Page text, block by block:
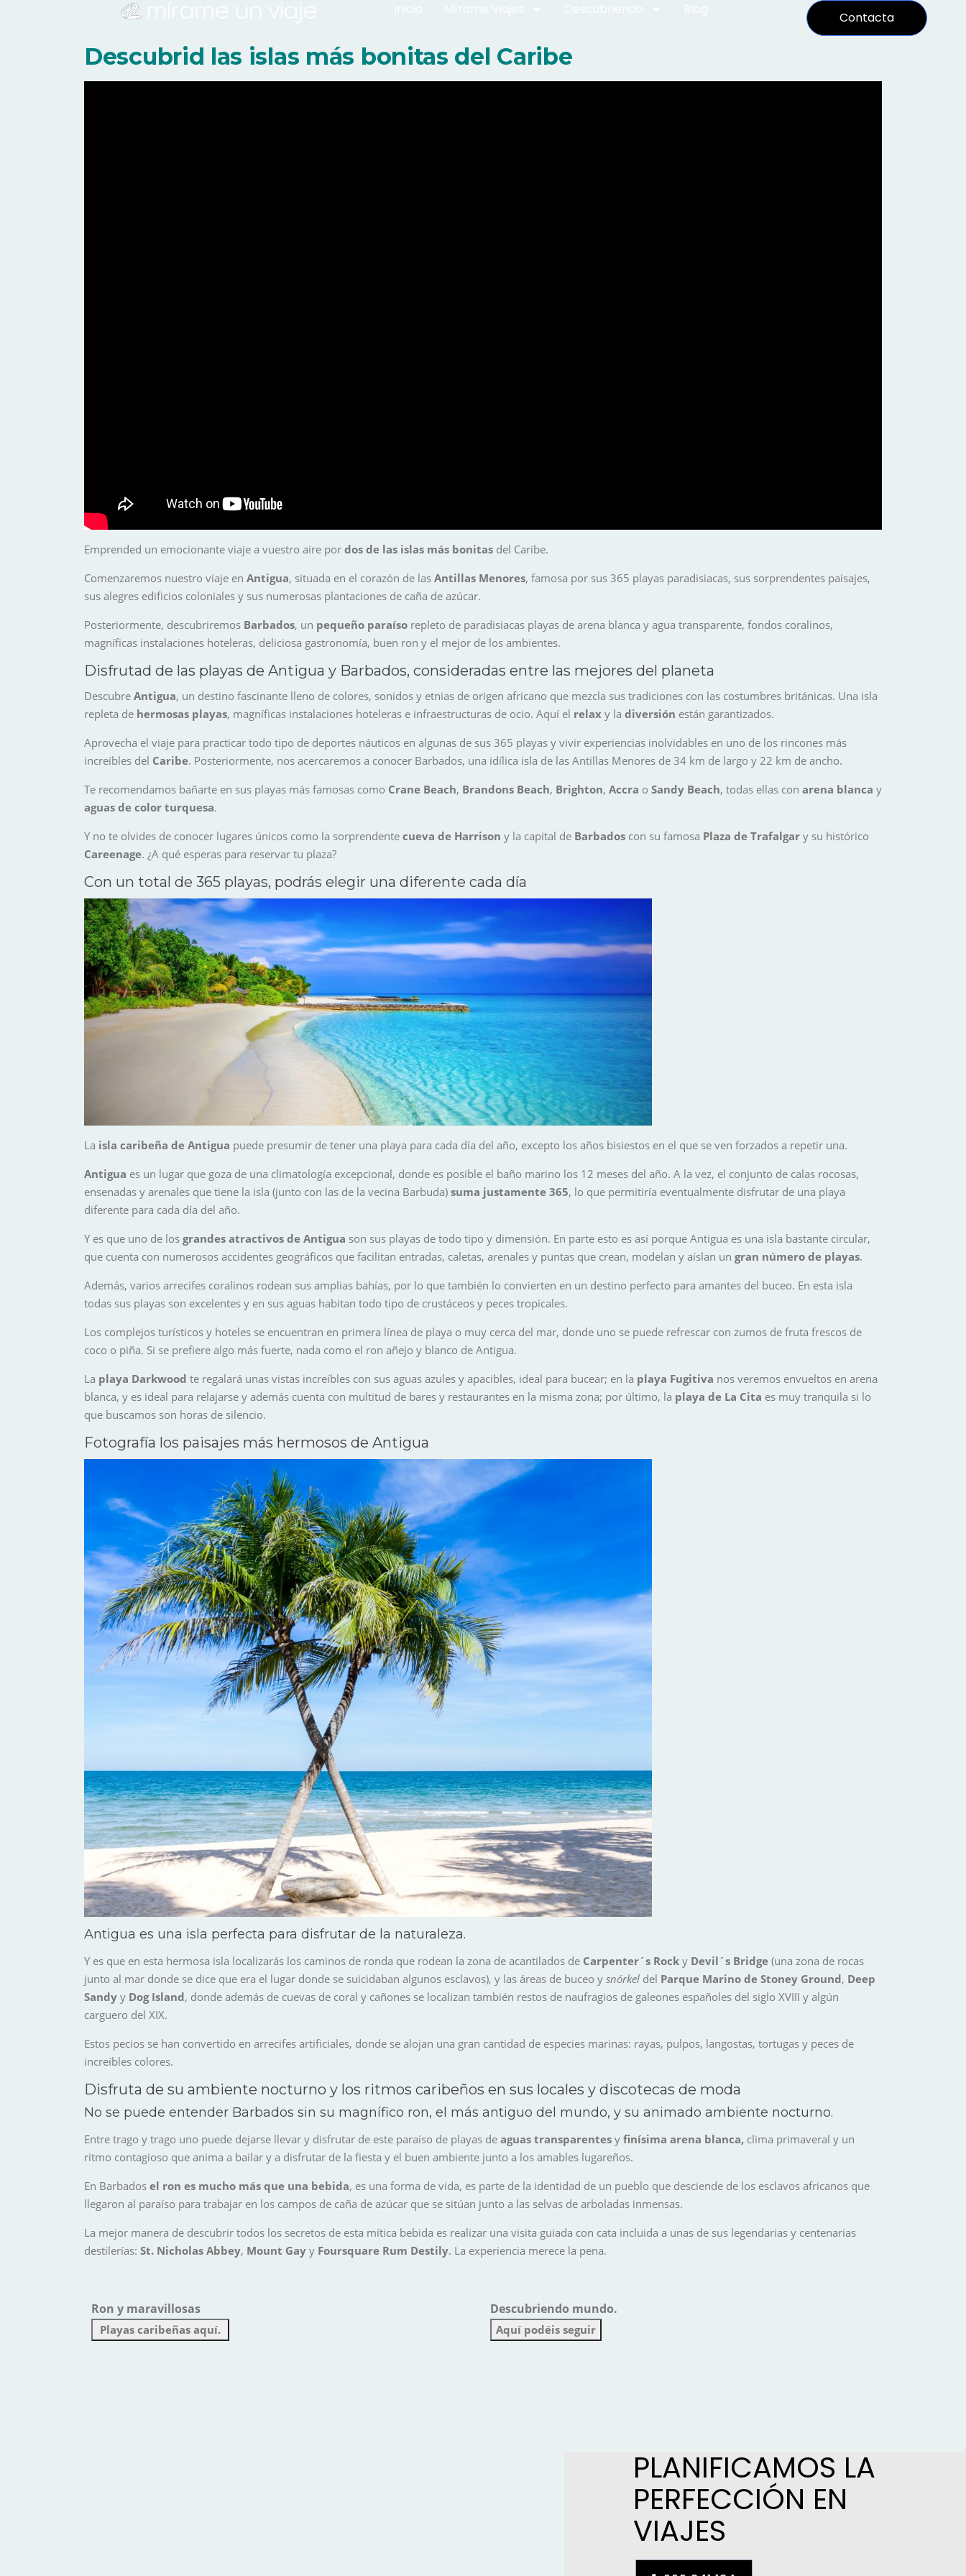
Contacta
Descubrid las islas más bonitas del Caribe
Emprended un emocionante viaje a vuestro aire por dos de las islas más bonitas del Caribe.
Comenzaremos nuestro viaje en Antigua, situada en el corazón de las Antillas Menores, famosa por sus 365 playas paradisiacas, sus sorprendentes paisajes,
sus alegres edificios coloniales y sus numerosas plantaciones de caña de azúcar.
Posteriormente, descubriremos Barbados, un pequeño paraíso repleto de paradisiacas playas de arena blanca y agua transparente, fondos coralinos,
magníficas instalaciones hoteleras, deliciosa gastronomía, buen ron y el mejor de los ambientes.
Disfrutad de las playas de Antigua y Barbados, consideradas entre las mejores del planeta
Descubre Antigua, un destino fascinante lleno de colores, sonidos y etnias de origen africano que mezcla sus tradiciones con las costumbres británicas. Una isla
repleta de hermosas playas, magníficas instalaciones hoteleras e infraestructuras de ocio. Aquí el relax y la diversión están garantizados.
Aprovecha el viaje para practicar todo tipo de deportes náuticos en algunas de sus 365 playas y vivir experiencias inolvidables en uno de los rincones más
increíbles del Caribe. Posteriormente, nos acercaremos a conocer Barbados, una idílica isla de las Antillas Menores de 34 km de largo y 22 km de ancho.
Te recomendamos bañarte en sus playas más famosas como Crane Beach, Brandons Beach, Brighton, Accra o Sandy Beach, todas ellas con arena blanca y
aguas de color turquesa.
Y no te olvides de conocer lugares únicos como la sorprendente cueva de Harrison y la capital de Barbados con su famosa Plaza de Trafalgar y su histórico
Careenage. ¿A qué esperas para reservar tu plaza?
Con un total de 365 playas, podrás elegir una diferente cada día
La isla caribeña de Antigua puede presumir de tener una playa para cada día del año, excepto los años bisiestos en el que se ven forzados a repetir una.
Antigua es un lugar que goza de una climatología excepcional, donde es posible el baño marino los 12 meses del año. A la vez, el conjunto de calas rocosas,
ensenadas y arenales que tiene la isla (junto con las de la vecina Barbuda) suma justamente 365, lo que permitiría eventualmente disfrutar de una playa
diferente para cada día del año.
Y es que uno de los grandes atractivos de Antigua son sus playas de todo tipo y dimensión. En parte esto es así porque Antigua es una isla bastante circular,
que cuenta con numerosos accidentes geográficos que facilitan entradas, caletas, arenales y puntas que crean, modelan y aíslan un gran número de playas.
Además, varios arrecifes coralinos rodean sus amplias bahías, por lo que también lo convierten en un destino perfecto para amantes del buceo. En esta isla
todas sus playas son excelentes y en sus aguas habitan todo tipo de crustáceos y peces tropicales.
Los complejos turísticos y hoteles se encuentran en primera línea de playa o muy cerca del mar, donde uno se puede refrescar con zumos de fruta frescos de
coco o piña. Si se prefiere algo más fuerte, nada como el ron añejo y blanco de Antigua.
La playa Darkwood te regalará unas vistas increíbles con sus aguas azules y apacibles, ideal para bucear; en la playa Fugitiva nos veremos envueltos en arena
blanca, y es ideal para relajarse y además cuenta con multitud de bares y restaurantes en la misma zona; por último, la playa de La Cita es muy tranquila si lo
que buscamos son horas de silencio.
Fotografía los paisajes más hermosos de Antigua
Antigua es una isla perfecta para disfrutar de la naturaleza.
Y es que en esta hermosa isla localizarás los caminos de ronda que rodean la zona de acantilados de Carpenter´s Rock y Devil´s Bridge (una zona de rocas
junto al mar donde se dice que era el lugar donde se suicidaban algunos esclavos), y las áreas de buceo y snórkel del Parque Marino de Stoney Ground, Deep
Sandy y Dog Island, donde además de cuevas de coral y cañones se localizan también restos de naufragios de galeones españoles del siglo XVIII y algún
carguero del XIX.
Estos pecios se han convertido en arrecifes artificiales, donde se alojan una gran cantidad de especies marinas: rayas, pulpos, langostas, tortugas y peces de
increíbles colores.
Disfruta de su ambiente nocturno y los ritmos caribeños en sus locales y discotecas de moda
No se puede entender Barbados sin su magnífico ron, el más antiguo del mundo, y su animado ambiente nocturno.
Entre trago y trago uno puede dejarse llevar y disfrutar de este paraíso de playas de aguas transparentes y finísima arena blanca, clima primaveral y un
ritmo contagioso que anima a bailar y a disfrutar de la fiesta y el buen ambiente junto a los amables lugareños.
En Barbados el ron es mucho más que una bebida, es una forma de vida, es parte de la identidad de un pueblo que desciende de los esclavos africanos que
llegaron al paraíso para trabajar en los campos de caña de azúcar que se sitúan junto a las selvas de arboladas inmensas.
La mejor manera de descubrir todos los secretos de esta mítica bebida es realizar una visita guiada con cata incluida a unas de sus legendarias y centenarias
destilerías: St. Nicholas Abbey, Mount Gay y Foursquare Rum Destily. La experiencia merece la pena.
Ron y maravillosas
Playas caribeñas aquí.
Descubriendo mundo.
Aquí podéis seguir
PLANIFICAMOS LA
PERFECCIÓN EN
VIAJES